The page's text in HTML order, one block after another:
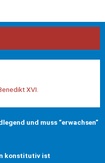
XVI.
und muss “erwachsen”
konstitutiv ist